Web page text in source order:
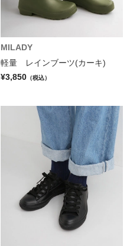
MILADY
軽量 レインブーツ(カーキ)
¥3,850 （税込）